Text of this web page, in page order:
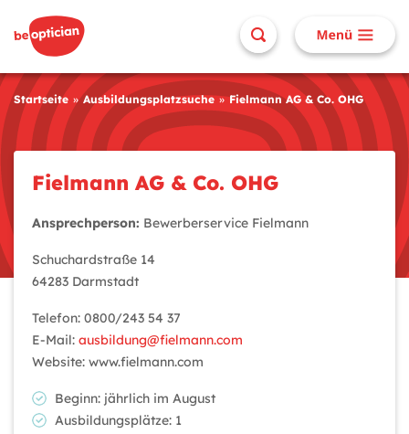
Startseite Ausbildungsplatzsuche Fielmann AG & Co. OHG
Fielmann AG & Co. OHG
Ansprechperson: Bewerberservice Fielmann
Schuchardstraße 14
64283 Darmstadt
Telefon: 0800/243 54 37
E-Mail: ausbildung@fielmann.com
Website: www.fielmann.com
Beginn: jährlich im August
Ausbildungsplätze: 1